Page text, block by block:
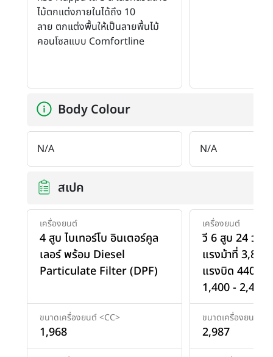
ไม้ตกแต่งภายในได้ถึง 10
ลาย ตกแต่งพื้นให้เป็นลายพื้นไม้
คอนโซลแบบ Comfortline
Body Colour
N/A N/A
สเปค
เครื่องยนต์
4 สูบ ไบเทอร์โบ อินเตอร์คูล
เลอร์ พร้อม Diesel
Particulate Filter (DPF)
ขนาดเครื่องยนต์ <CC>
1,968
เครื่องยนต์
วี 6 สูบ 24 วาล์
แรงม้าที่
แรงบิด 440 นิ
1,400 - 2,400
ขนาดเครื่องยนต์
2,987